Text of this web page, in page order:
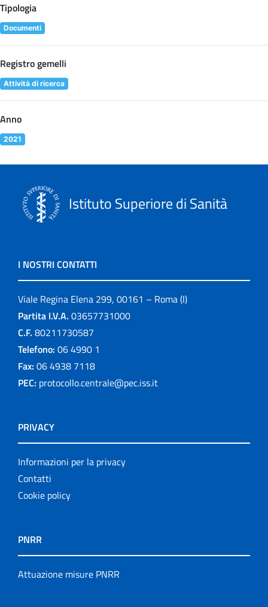
Tipologia
Documenti
Registro gemelli
Attività di ricerca
Anno
2021
Istituto Superiore di Sanità
I NOSTRI CONTATTI
Viale Regina Elena 299, 00161 – Roma (I)
Partita I.V.A. 03657731000
C.F. 80211730587
Telefono: 06 4990 1
Fax: 06 4938 7118
PEC: protocollo.centrale@pec.iss.it
PRIVACY
Informazioni per la privacy
Contatti
Cookie policy
PNRR
Attuazione misure PNRR